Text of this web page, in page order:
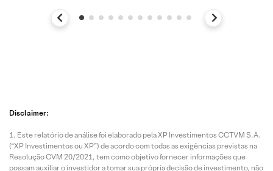
Disclaimer:
Este relatório de análise foi elaborado pela XP Investimentos CCTVM S.A.
(“XP Investimentos ou XP”) de acordo com todas as exigências previstas na
Resolução CVM 20/2021, tem como objetivo fornecer informações que
possam auxiliar o investidor a tomar sua própria decisão de investimento, não